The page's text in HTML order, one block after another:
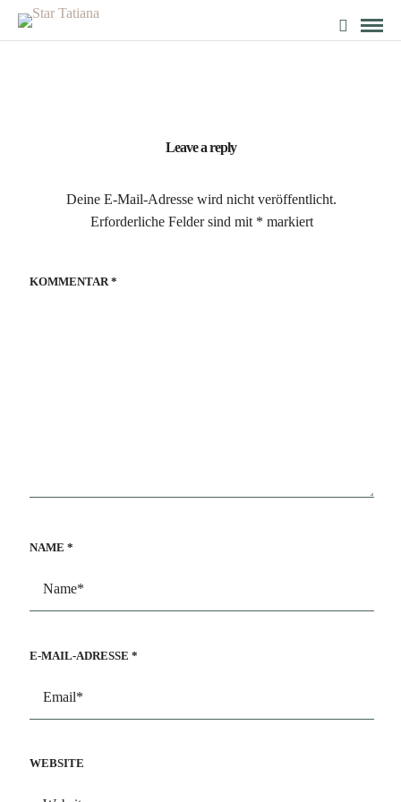
Leave a reply
Deine E-Mail-Adresse wird nicht veröffentlicht.
Erforderliche Felder sind mit * markiert
KOMMENTAR *
NAME *
E-MAIL-ADRESSE *
WEBSITE